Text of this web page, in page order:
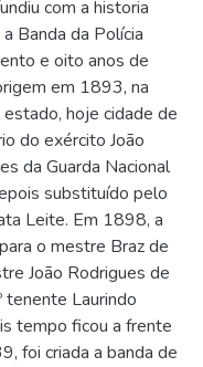
com a historia
Banda da Polícia
e oito anos de
em 1893, na
hoje cidade de
do exército João
da Guarda Nacional
substituído pelo
Leite. Em 1898, a
o mestre Braz de
João Rodrigues de
tenente Laurindo
tempo ficou a frente
foi criada a banda de